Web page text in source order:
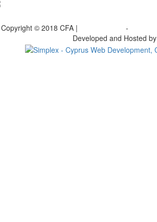
Copyright © 2018 CFA | -
Developed and Hosted by